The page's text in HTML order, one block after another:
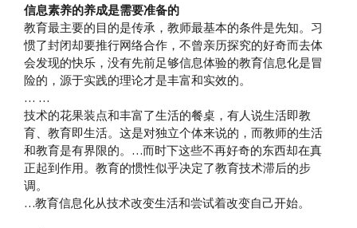
信息素养的养成是需要准备的
教育最主要的目的是传承，教师最基本的条件是先知。习
惯了封闭却要推行网络合作，不曾亲历探究的好奇而去体
会发现的快乐，没有先前足够信息体验的教育信息化是冒
险的，源于实践的理论才是丰富和实效的。
… …
技术的花果装点和丰富了生活的餐桌，有人说生活即教
育、教育即生活。这是对独立个体来说的，而教师的生活
和教育是有界限的。…而时下这些不再好奇的东西却在真
正起到作用。教育的惯性似乎决定了教育技术滞后的步
调。
…教育信息化从技术改变生活和尝试着改变自己开始。